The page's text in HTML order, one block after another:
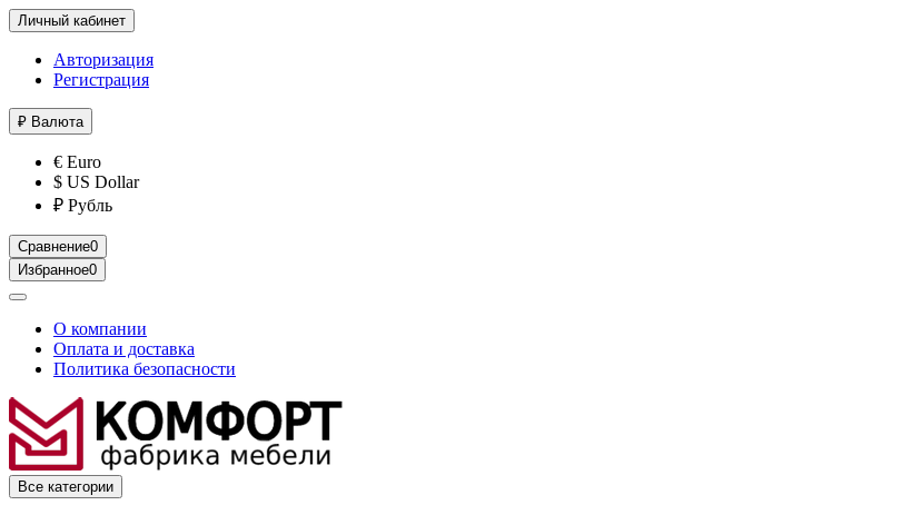
Личный кабинет
Авторизация
Регистрация
₽ Валюта
€ Euro
$ US Dollar
₽ Рубль
Сравнение0
Избранное0
О компании
Оплата и доставка
Политика безопасности
Все категории